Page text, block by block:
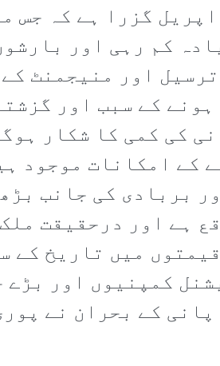
گرم اپریل گزرا ہے کہ جس
کم رہی اور
اور منیجمنٹ
کے سبب اور
کی کمی کا شکار
کے امکانات موجود
بربادی کی جانب
ہے اور درحقیقت
میں تاریخ کے
کمپنیوں اور بڑے
کے بحران نے